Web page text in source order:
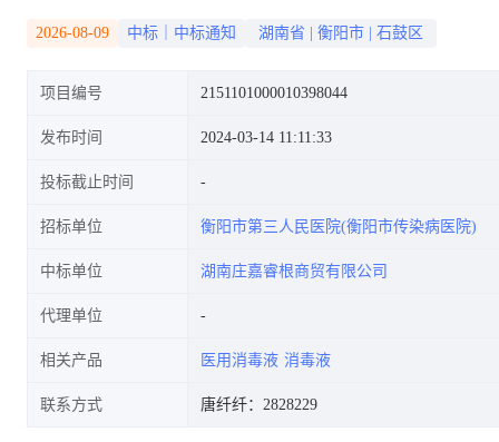
2026-08-09 中标｜中标通知 湖南省 衡阳市 石鼓区
项目编号 2151101000010398044
发布时间 2024-03-14 11:11:33
投标截止时间
招标单位 衡阳市第三人民医院(衡阳市传染病医院)
中标单位 湖南庄嘉睿根商贸有限公司
代理单位
相关产品 医用消毒液 消毒液
联系方式 唐纤纤：2828229